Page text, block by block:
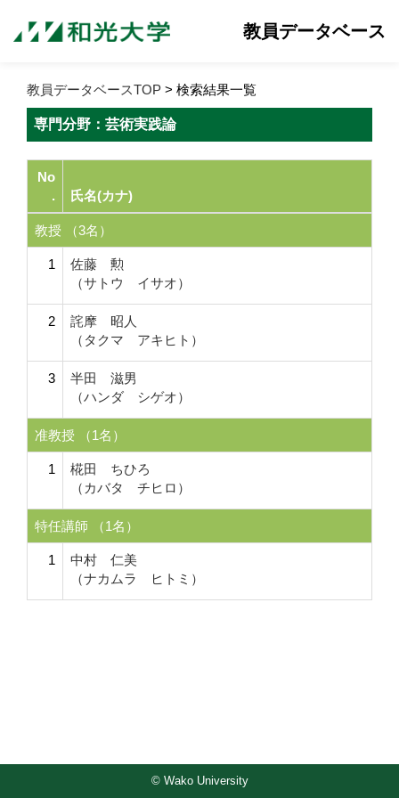
教員データベース
教員データベースTOP > 検索結果一覧
専門分野：芸術実践論
No
.
氏名(カナ)
教授 （3名）
1
佐藤 勲
（サトウ イサオ）
2
詫摩 昭人
（タクマ アキヒト）
3
半田 滋男
（ハンダ シゲオ）
准教授 （1名）
1
椛田 ちひろ
（カバタ チヒロ）
特任講師 （1名）
1
中村 仁美
（ナカムラ ヒトミ）
© Wako University